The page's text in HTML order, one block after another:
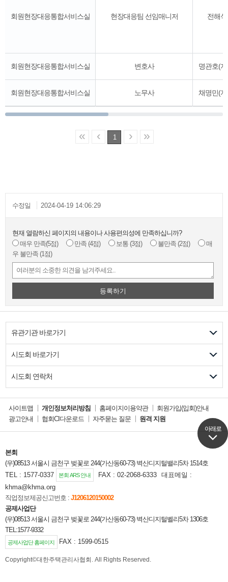
아래로
회원현장대응통합서비스실 현장대응팀 선임매니저 전해석
회원현장대응통합서비스실 변호사 명관호(
회원현장대응통합서비스실 노무사 채명민(
« ‹ 1 › »
수정일 2024-04-19 14:06:29
현재 열람하신 페이지의 내용이나 사용편의성에 만족하십니까?
매우 만족(5점) 만족 (4점) 보통 (3점) 불만족 (2점)
매
우 불만족 (1점)
등록하기
유관기관 바로가기
시도회 바로가기
시도회 연락처
사이트맵 개인정보처리방침 홈페이지이용약관
회원가입(입회)안내
광고안내
협회CI다운로드 자주묻는 질문 원격 지원
본회
(우)08513 서울시 금천구 벚꽃로 244(가산동60-73) 벽산디지털밸리5차 1514호
TEL : 1577-0337
본회 ARS 안내 FAX : 02-2068-6333
대표메일 :
khma@khma.org
직업정보제공신고번호 : J1206120150002
공제사업단
(우)08513 서울시 금천구 벚꽃로 244(가산동60-73) 벽산디지털벨리5차 1306호
TEL:1577-9332
공제사업단 홈페이지 FAX : 1599-0515
Copyright©대한주택관리사협회. All Rights Reserved.
아래로